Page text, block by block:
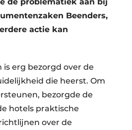
Beenders,
actie kan
is erg bezorgd over de
die heerst. Om
bezorgde de
hotels praktische
over de